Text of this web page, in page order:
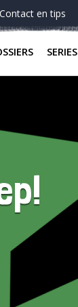
Contact en tips
SERIES